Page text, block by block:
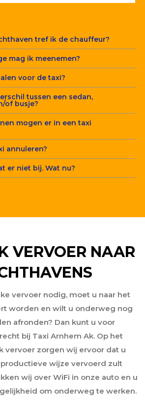
tref ik de chauffeur?
mag ik meenemen?
voor de taxi?
tussen een sedan,
of busje?
mogen er in een taxi
annuleren?
er niet bij. Wat nu?
VERVOER NAAR
vervoer nodig, moet u naar het
worden en wilt u onderweg nog
afronden? Dan kunt u voor
bij Taxi Arnhem Ak. Op het
vervoer zorgen wij ervoor dat u
wijze vervoerd zult
wij over WiFi in onze auto en u
om onderweg te werken.